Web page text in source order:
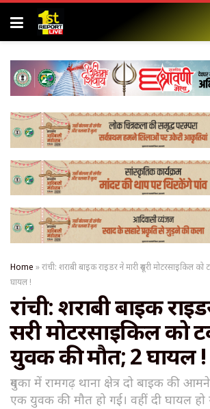
Home »रांची: शराबी बाइक राइडर ने मारी दूसरी मोटरसाइकिल
घायल !
रांची: शराबी बाइक
दूसरी मोटरसाइकिल को
युवक की मौत; 2 घायल !
दुमका में रामगढ़ थाना क्षेत्र दो बाइक की
एक युवक की मौत हो गई। वहीं दी घायल हो